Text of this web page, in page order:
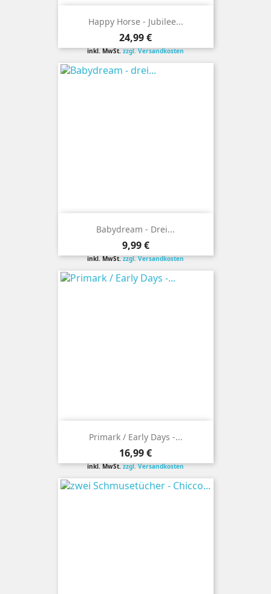
Happy Horse - Jubilee...
Preis
24,99 €
inkl. MwSt.zzgl. Versandkosten
Babydream - Drei...
Preis
9,99 €
inkl. MwSt.zzgl. Versandkosten
Primark / Early Days -...
Preis
16,99 €
inkl. MwSt.zzgl. Versandkosten